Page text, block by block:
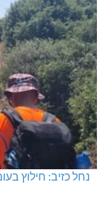
נחל כזיב: חילוץ